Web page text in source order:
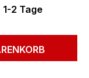
2 Tage